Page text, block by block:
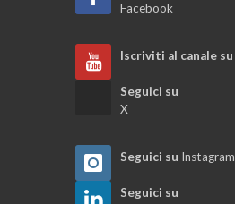
Facebook
Iscriviti al canale su
Seguici su
X
Seguici su Instagram
Seguici su